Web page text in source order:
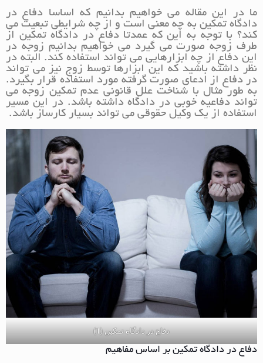
ما در این مقاله می خواهیم بدانیم که اساسا دفاع در
دادگاه تمکین به چه معنی است و از چه شرایطی تبعیت می
کند؟ با توجه به این که عمدتا دفاع در دادگاه تمکین از
طرف زوجه صورت می گیرد می خواهیم بدانیم زوجه در
این دفاع از چه ابزارهایی می تواند استفاده کند. البته در
نظر داشته باشید که این ابزارها توسط زوج نیز می تواند
در دفاع از ادعای صورت گرفته مورد استفاده قرار بگیرد.
به طور مثال با شناخت علل قانونی عدم تمکین زوجه می
تواند دفاعیه خوبی در دادگاه داشته باشد. در این مسیر
استفاده از یک وکیل حقوقی می تواند بسیار کارساز باشد.
دفاع در دادگاه تمکین (1)
دفاع در دادگاه تمکین بر اساس مفاهیم